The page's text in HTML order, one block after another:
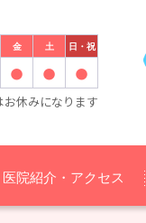
金 土 日・祝
休みになります
医院紹介・アクセス